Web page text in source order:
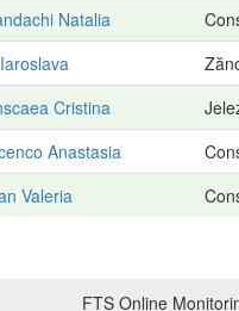
Natalia
Cristina
Anastasia
Valeria
FTS Online